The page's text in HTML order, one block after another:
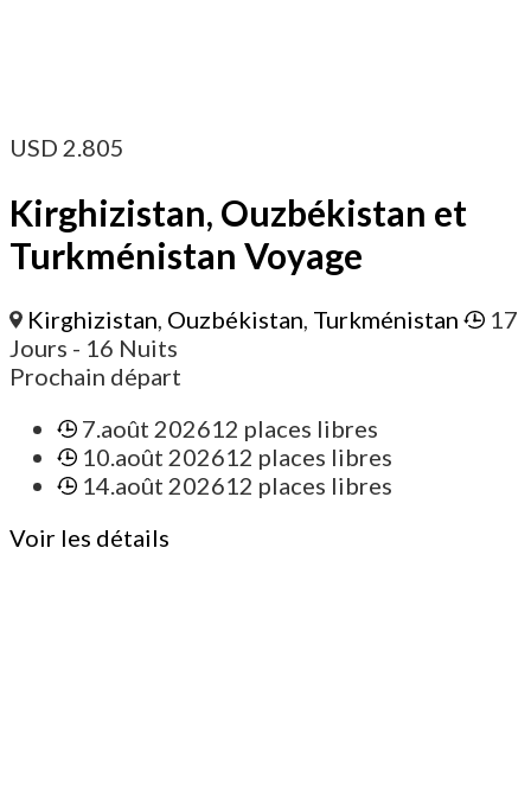
USD 2.805
Kirghizistan, Ouzbékistan et
Turkménistan Voyage
Kirghizistan, Ouzbékistan, Turkménistan
17
Jours - 16 Nuits
Prochain départ
7.août 202612 places libres
10.août 202612 places libres
14.août 202612 places libres
Voir les détails